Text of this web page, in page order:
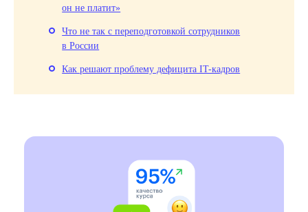
он не платит»
Что не так с переподготовкой сотрудников
в России
Как решают проблему дефицита IT-кадров